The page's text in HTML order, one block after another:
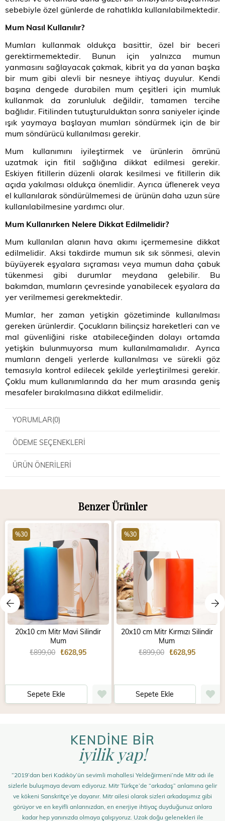
sebebiyle özel günlerde de rahatlıkla kullanılabilmektedir.
Mum Nasıl Kullanılır?
Mumları kullanmak oldukça basittir, özel bir beceri
gerektirmemektedir. Bunun için yalnızca mumun
yanmasını sağlayacak çakmak, kibrit ya da yanan başka
bir mum gibi alevli bir nesneye ihtiyaç duyulur. Kendi
başına dengede durabilen mum çeşitleri için mumluk
kullanmak da zorunluluk değildir, tamamen tercihe
bağlıdır. Fitilinden tutuşturulduktan sonra saniyeler içinde
ışık yaymaya başlayan mumları söndürmek için de bir
mum söndürücü kullanılması gerekir.
Mum kullanımını iyileştirmek ve ürünlerin ömrünü
uzatmak için fitil sağlığına dikkat edilmesi gerekir.
Eskiyen fitillerin düzenli olarak kesilmesi ve fitillerin dik
açıda yakılması oldukça önemlidir. Ayrıca üflenerek veya
el kullanılarak söndürülmemesi de ürünün daha uzun süre
kullanılabilmesine yardımcı olur.
Mum Kullanırken Nelere Dikkat Edilmelidir?
Mum kullanılan alanın hava akımı içermemesine dikkat
edilmelidir. Aksi takdirde mumun sık sık sönmesi, alevin
büyüyerek eşyalara sıçraması veya mumun daha çabuk
tükenmesi gibi durumlar meydana gelebilir. Bu
bakımdan, mumların çevresinde yanabilecek eşyalara da
yer verilmemesi gerekmektedir.
Mumlar, her zaman yetişkin gözetiminde kullanılması
gereken ürünlerdir. Çocukların bilinçsiz hareketleri can ve
mal güvenliğini riske atabileceğinden dolayı ortamda
yetişkin bulunmuyorsa mum kullanılmamalıdır. Ayrıca
mumların dengeli yerlerde kullanılması ve sürekli göz
temasıyla kontrol edilecek şekilde yerleştirilmesi gerekir.
Çoklu mum kullanımlarında da her mum arasında geniş
mesafeler bırakılmasına dikkat edilmelidir.
YORUMLAR(0)
ÖDEME SEÇENEKLERI
ÜRÜN ÖNERILERI
Benzer Ürünler
20x10 cm Mitr Mavi Silindir
Mum
₺628,95
₺899,00
Sepete Ekle
%30
20x10 cm Mitr Kırmızı Silindir
Mum
₺628,95
₺899,00
Sepete Ekle
%30
KENDİNE BİR
iyilik yap!
“2019’dan beri Kadıköy’ün sevimli mahallesi Yeldeğirmeni’nde Mitr adı ile
sizlerle buluşmaya devam ediyoruz. Mitr Türkçe’de “arkadaş” anlamına gelir
ve kökeni Sanskritçe’ye dayanır. Mitr ailesi olarak sizleri arkadaşımız gibi
görüyor ve en keyifli anlarınızdan, en enerjiye ihtiyaç duyduğunuz anlara
kadar hep yanınızda olmaya çalışıyoruz. Uzak doğu gelenekleri ile